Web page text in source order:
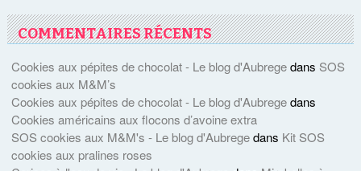
COMMENTAIRES RÉCENTS
Cookies aux pépites de chocolat - Le blog d'Aubregedans SOS
cookies aux M&M’s
Cookies aux pépites de chocolat - Le blog d'Aubregedans
Cookies américains aux flocons d’avoine extra
SOS cookies aux M&M's - Le blog d'Aubregedans Kit SOS
cookies aux pralines roses